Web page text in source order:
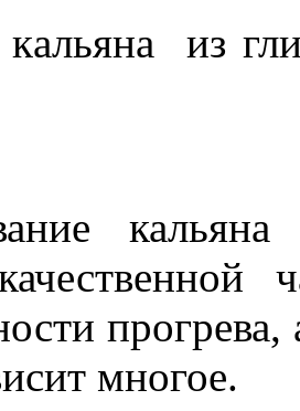
из
многое.